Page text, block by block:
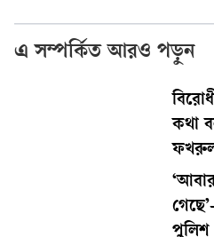
এ সম্পর্কিত আরও পড়ুন
কথা
পুলিশ